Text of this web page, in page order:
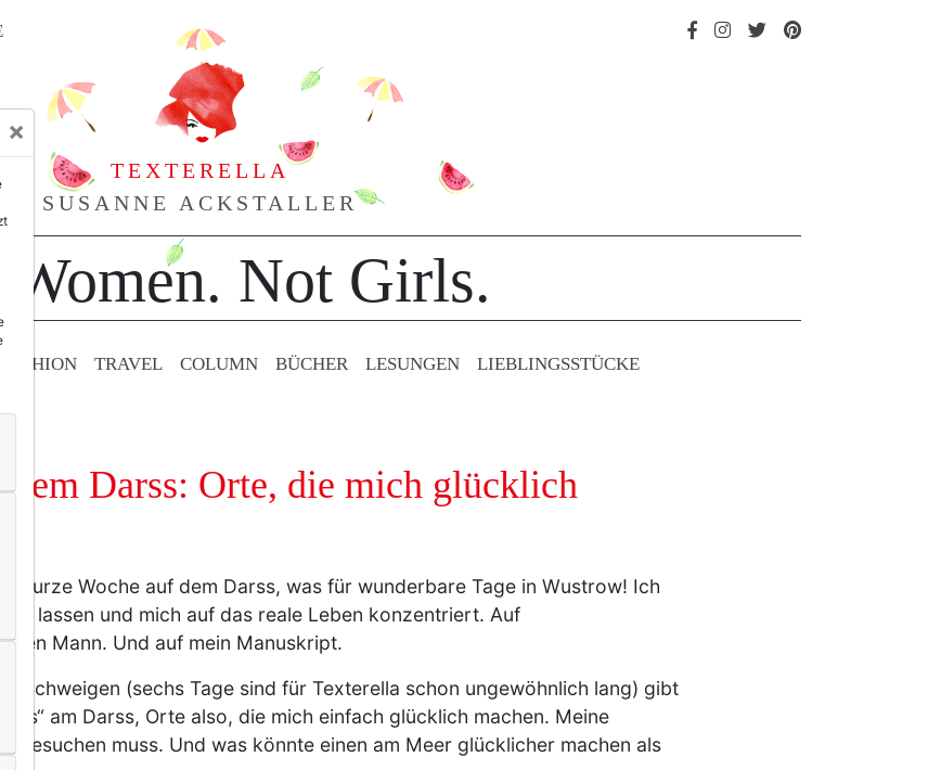
TEXTERELLA
SUSANNE ACKSTALLER
Not Girls.
TRAVEL COLUMN BÜCHER LESUNGEN LIEBLINGS­STÜCKE
Darss: Orte, die mich glücklich
kurze Woche auf dem Darss, was für wunderbare Tage in Wustrow! Ich
lassen und mich auf das reale Leben konzentriert. Auf
den Mann. Und auf mein Manuskript.
Schweigen (sechs Tage sind für Texterella schon ungewöhnlich lang) gibt
am Darss, Orte also, die mich einfach glücklich machen. Meine
besuchen muss. Und was könnte einen am Meer glücklicher machen als
×